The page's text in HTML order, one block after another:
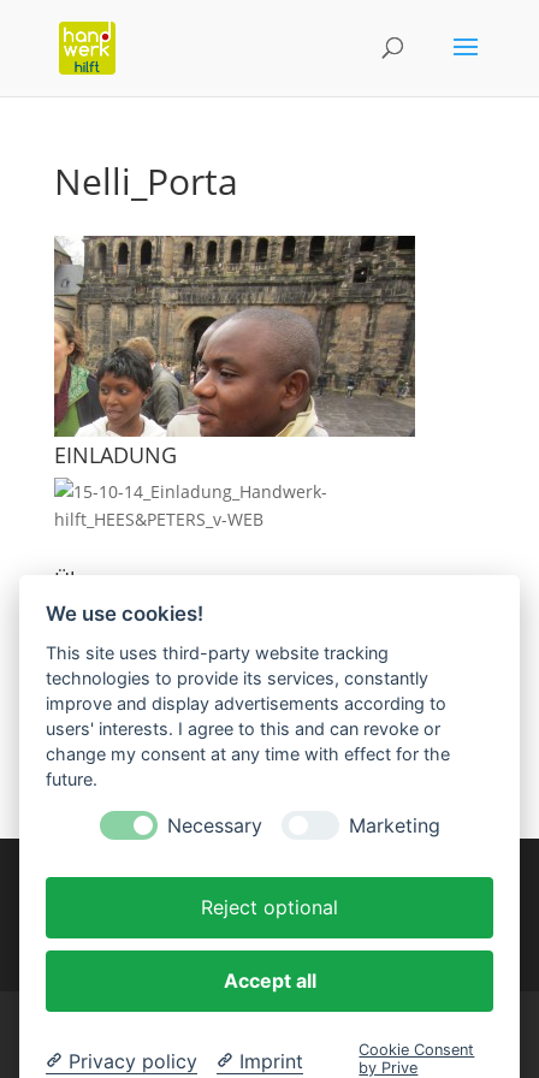
Nelli_Porta
EINLADUNG
Über uns:
HANDWERK HILFT e.V. ist aus einer Initiative der
Schreinerinnung Trier-Saarburg entstanden.
Satzungsgemäßes Ziel des gemeinnützigen Vereins
ist die Realisierung sozialer Projekte. Dabei spielt die
Förderung schulischer und beruflicher Ausbildung
eine tragende Rolle.
Cookie-Einstellungen
We use cookies!
This site uses third-party website tracking
technologies to provide its services, constantly
improve and display advertisements according to
users' interests. I agree to this and can revoke or
change my consent at any time with effect for the
future.
Necessary Marketing
Reject optional
Accept all
Privacy policy Imprint
Cookie Consent
by Prive